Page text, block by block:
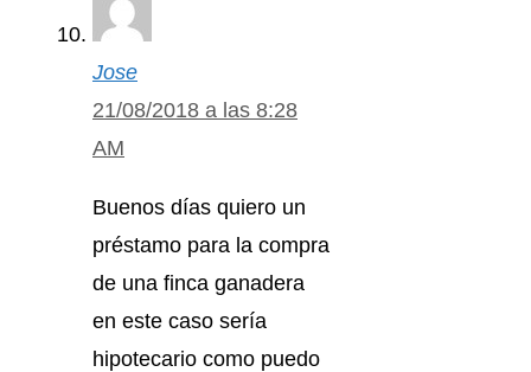
Jose
21/08/2018 a las 8:28
AM
Buenos días quiero un
préstamo para la compra
de una finca ganadera
en este caso sería
hipotecario como puedo